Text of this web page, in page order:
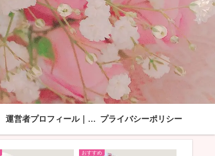
運営者プロフィール｜「綺麗ママになる方法」モンブラン プライバシーポリシー
おすすめ